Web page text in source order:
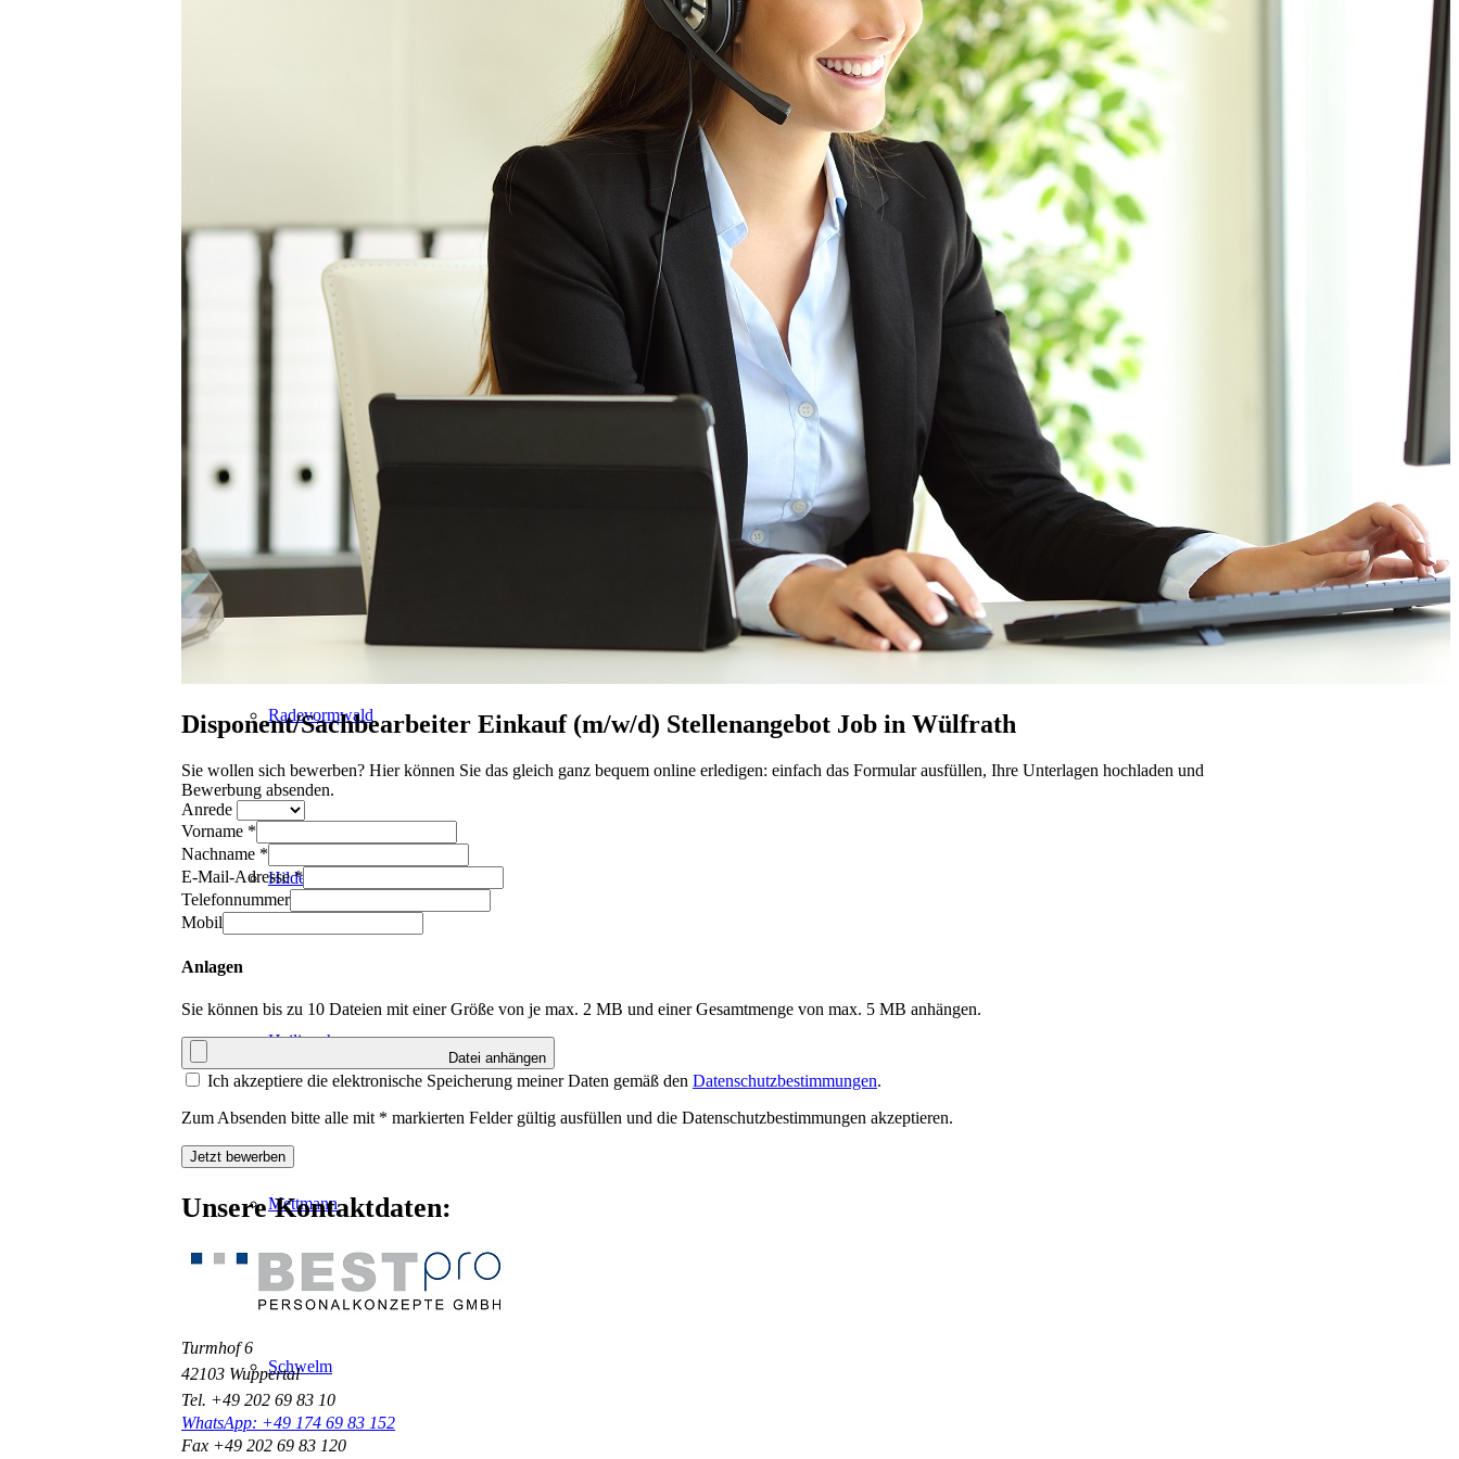
Wuppertal, Solingen, Remscheid, Düsseldorf
Haan
Radevormwald
Hilden
Heiligenhaus
Mettmann
Schwelm
Disponent/Sachbearbeiter Einkauf (m/w/d) Stellenangebot Job in Wülfrath
Sie wollen sich bewerben? Hier können Sie das gleich ganz bequem online erledigen: einfach das Formular ausfüllen, Ihre Unterlagen hochladen und
Bewerbung absenden.
Anrede
Vorname *
Nachname *
E-Mail-Adresse *
Telefonnummer
Mobil
Anlagen
Sie können bis zu 10 Dateien mit einer Größe von je max. 2 MB und einer Gesamtmenge von max. 5 MB anhängen.
Datei anhängen
Ich akzeptiere die elektronische Speicherung meiner Daten gemäß den Datenschutzbestimmungen.
Zum Absenden bitte alle mit * markierten Felder gültig ausfüllen und die Datenschutzbestimmungen akzeptieren.
Jetzt bewerben
Unsere Kontaktdaten:
Turmhof 6
42103 Wuppertal
Tel. +49 202 69 83 10
WhatsApp: +49 174 69 83 152
Fax +49 202 69 83 120